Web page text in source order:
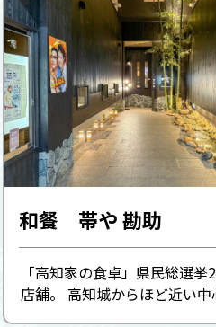
和餐 帯や 勘助
「高知家の食卓」県民総選挙
店舗。 高知城からほど近い中